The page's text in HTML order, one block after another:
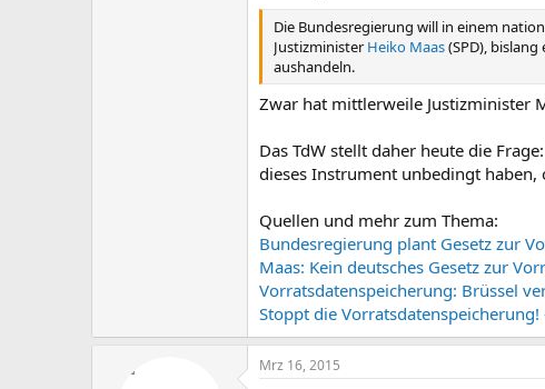
Die Bundesregierung will in einem
Justizminister Heiko Maas(SPD),
aushandeln.
Zwar hat mittlerweile Justizminister
Das TdW stellt daher heute die
dieses Instrument unbedingt
Quellen und mehr zum Thema:
Bundesregierung plant Gesetz zur
Maas: Kein deutsches Gesetz zur
Vorratsdatenspeicherung: Brüssel
Stoppt die Vorratsdatenspeicherung!
Mrz 16, 2015